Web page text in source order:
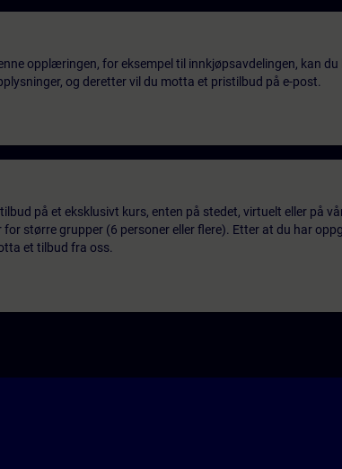
opplæringen, for eksempel til innkjøpsavdelingen, kan du
og deretter vil du motta et pristilbud på e-post.
på et eksklusivt kurs, enten på stedet, virtuelt eller på
større grupper (6 personer eller flere). Etter at du har
et tilbud fra oss.